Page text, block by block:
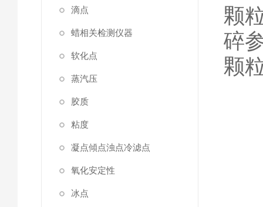
滴点
蜡相关检测仪器
软化点
蒸汽压
胶质
粘度
凝点傾点浊点冷滤点
氧化安定性
冰点
颗
碎
颗